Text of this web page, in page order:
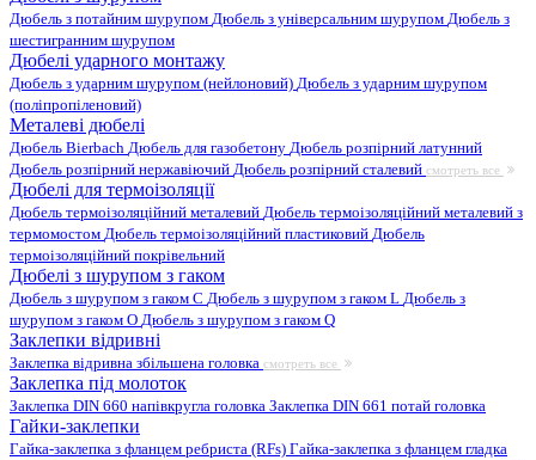
Дюбель з потайним шурупом Дюбель з універсальним шурупом Дюбель з
шестигранним шурупом
Дюбелі ударного монтажу
Дюбель з ударним шурупом (нейлоновий) Дюбель з ударним шурупом
(поліпропіленовий)
Металеві дюбелі
Дюбель Bierbach Дюбель для газобетону Дюбель розпірний латунний
Дюбель розпірний нержавіючий Дюбель розпірний сталевий смотреть все
Дюбелі для термоізоляції
Дюбель термоізоляційний металевий Дюбель термоізоляційний металевий з
термомостом Дюбель термоізоляційний пластиковий Дюбель
термоізоляційний покрівельний
Дюбелі з шурупом з гаком
Дюбель з шурупом з гаком C Дюбель з шурупом з гаком L Дюбель з
шурупом з гаком O Дюбель з шурупом з гаком Q
Заклепки відривні
Заклепка відривна збільшена головка смотреть все
Заклепка під молоток
Заклепка DIN 660 напівкругла головка Заклепка DIN 661 потай головка
Гайки-заклепки
Гайка-заклепка з фланцем ребриста (RFs) Гайка-заклепка з фланцем гладка